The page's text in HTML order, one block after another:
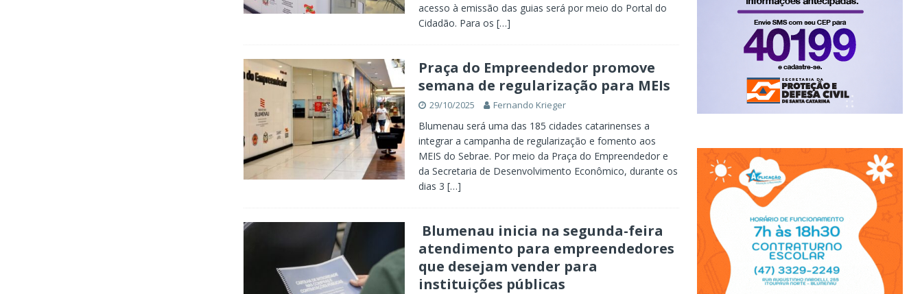
acesso à emissão das guias será por meio do Portal do
Cidadão. Para os […]
Praça do Empreendedor promove
semana de regularização para MEIs
29/10/2025 Fernando Krieger
Blumenau será uma das 185 cidades catarinenses a
integrar a campanha de regularização e fomento aos
MEIS do Sebrae. Por meio da Praça do Empreendedor e
da Secretaria de Desenvolvimento Econômico, durante os
dias 3 […]
Blumenau inicia na segunda-feira
atendimento para empreendedores
que desejam vender para
instituições públicas